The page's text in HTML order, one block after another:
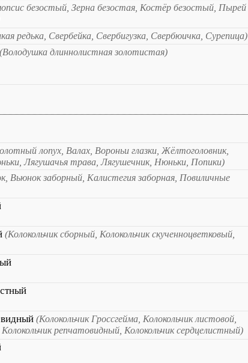
безостый, Зерна безостая, Костёр безостый, Пырей
редька, Свербейка, Свербигузка, Свербюичка, Сурепица)
(Володушка длиннолистная золотистая)
лопух, Валах, Вороньи глазки, Жёлтоголовник,
Лягушачья трава, Лягушечник, Нюньки, Попики)
Вьюнок заборный, Калистегия заборная, Повиличные
(Колокольчик сборный, Колокольчик скученноцветковый,
(Колокольчик Гроссгейма, Колокольчик листовой,
репчатовидный, Колокольчик сердцелистный)